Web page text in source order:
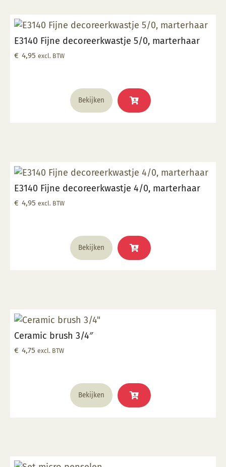
E3140 Fijne decoreerkwastje 5/0, marterhaar
€ 4,95 excl. BTW
Bekijken
E3140 Fijne decoreerkwastje 4/0, marterhaar
€ 4,95 excl. BTW
Bekijken
Ceramic brush 3/4″
€ 4,75 excl. BTW
Bekijken